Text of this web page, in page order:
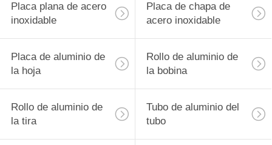
Placa plana de acero
inoxidable
Placa de chapa de
acero inoxidable
Placa de aluminio de
la hoja
Rollo de aluminio de
la bobina
Rollo de aluminio de
la tira
Tubo de aluminio del
tubo